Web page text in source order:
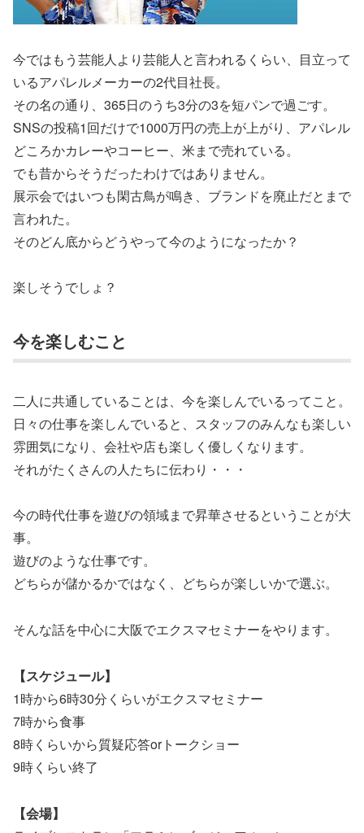
今ではもう芸能人より芸能人と言われるくらい、目立って
いるアパレルメーカーの2代目社長。
その名の通り、365日のうち3分の3を短パンで過ごす。
SNSの投稿1回だけで1000万円の売上が上がり、アパレル
どころかカレーやコーヒー、米まで売れている。
でも昔からそうだったわけではありません。
展示会ではいつも閑古鳥が鳴き、ブランドを廃止だとまで
言われた。
そのどん底からどうやって今のようになったか？
楽しそうでしょ？
今を楽しむこと
二人に共通していることは、今を楽しんでいるってこと。
日々の仕事を楽しんでいると、スタッフのみんなも楽しい
雰囲気になり、会社や店も楽しく優しくなります。
それがたくさんの人たちに伝わり・・・
今の時代仕事を遊びの領域まで昇華させるということが大
事。
遊びのような仕事です。
どちらが儲かるかではなく、どちらが楽しいかで選ぶ。
そんな話を中心に大阪でエクスマセミナーをやります。
【スケジュール】
1時から6時30分くらいがエクスマセミナー
7時から食事
8時くらいから質疑応答orトークショー
9時くらい終了
【会場】